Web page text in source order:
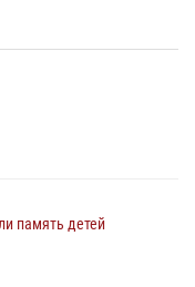
память детей